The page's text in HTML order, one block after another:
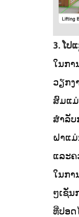
3. ໂປ
ໃນກາ
ວຽກງ
ສົມແມ່
ສໍາລັບ
ຝາແມ່
ແລະຄ
ໃນກາ
ໆເຊັ່ນ
ທີ່ປອດ